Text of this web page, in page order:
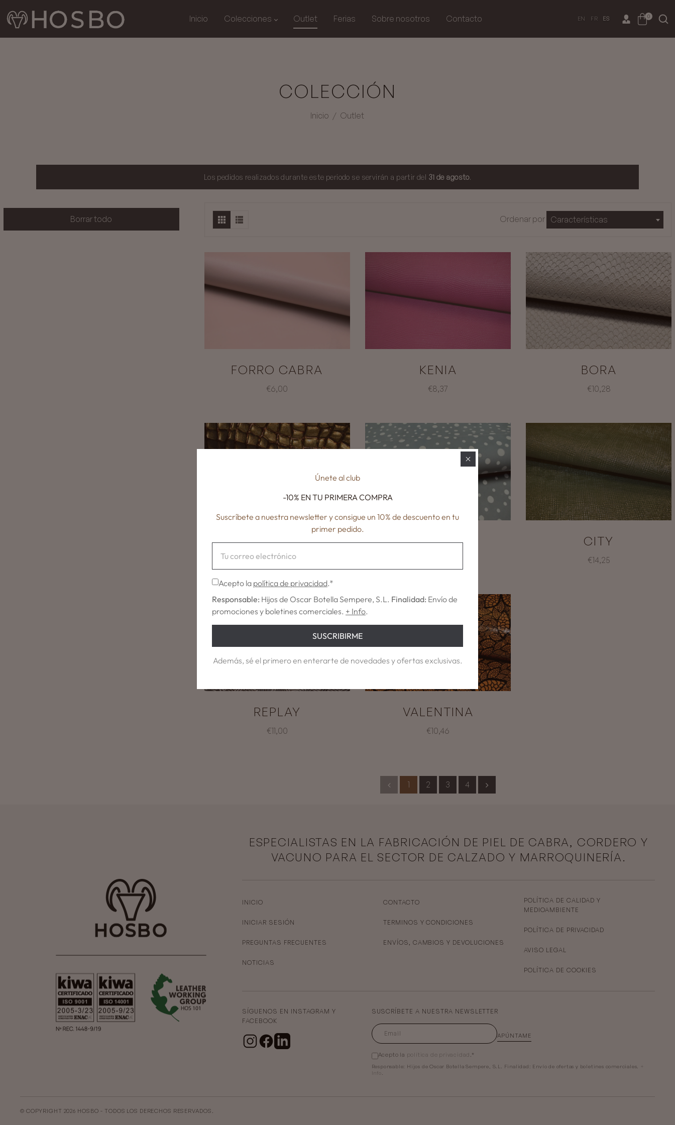
Inicio Colecciones Outlet Ferias Sobre nosotros Contacto EN FR ES 0
COLECCIÓN
Inicio / Outlet
Los pedidos realizados durante este periodo se servirán a partir del 31 de agosto.
Ordenar por Características
FORRO CABRA
€6,00
KENIA
€8,37
BORA
€10,28
NANCY
€12,78
METROPOLIS CITY
€14,25
REPLAY
€11,00
VALENTINA
€10,46
1 2 3 4
Borrar todo
ESPECIALISTAS EN LA FABRICACIÓN DE PIEL DE CABRA, CORDERO Y
VACUNO PARA EL SECTOR DE CALZADO Y MARROQUINERÍA.
INICIO
INICIAR SESIÓN
PREGUNTAS FRECUENTES
NOTICIAS
CONTACTO
TERMINOS Y CONDICIONES
ENVÍOS, CAMBIOS Y DEVOLUCIONES
POLÍTICA DE CALIDAD Y
MEDIOAMBIENTE
POLÍTICA DE PRIVACIDAD
AVISO LEGAL
POLÍTICA DE COOKIES
SÍGUENOS EN INSTAGRAM Y
FACEBOOK
SUSCRÍBETE A NUESTRA NEWSLETTER
APÚNTAME
Acepto la política de privacidad .*
Responsable: Hijos de Oscar Botella Sempere, S.L. Finalidad: Envío de ofertas y boletines comerciales.
+
Info
© COPYRIGHT 2026 HOSBO - TODOS LOS DERECHOS RESERVADOS.
Únete al club
-10% EN TU PRIMERA COMPRA
Suscríbete a nuestra newsletter y consigue un 10% de descuento en tu
primer pedido.
Acepto la política de privacidad.*
Responsable: Hijos de Oscar Botella Sempere, S.L. Finalidad: Envío de
promociones y boletines comerciales. + Info.
SUSCRIBIRME
Además, sé el primero en enterarte de novedades y ofertas exclusivas.